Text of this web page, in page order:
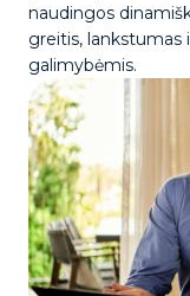
naudingos
greitis, lankstumas
galimybėmis.